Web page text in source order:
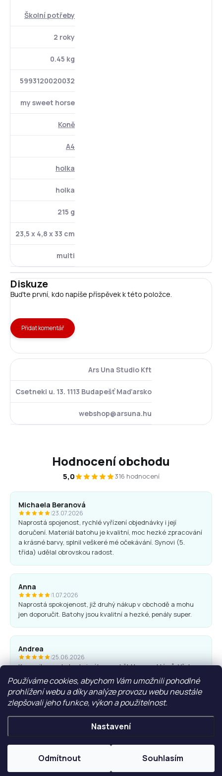
Používáme cookies, abychom Vám umožnili pohodlné
prohlížení webu a díky analýze provozu webu neustále
zlepšovali jeho funkce, výkon a použitelnost.
Nastavení
Odmítnout Souhlasím
Školní potřeby
2 roky
0.45 kg
5993120020032
my sweet horse
Koně
A4
holka
holka
215 g
23,5 x 4,8 x 33 cm
multi
Diskuze
Buďte první, kdo napíše příspěvek k této položce.
Přidat komentář
Ars Una Studio Kft
Csetneki u. 13. 1113 Budapešť Maďarsko
webshop@arsuna.hu
Hodnocení obchodu
5,0 316 hodnocení
Michaela Beranová
|23.07.2026
Naprostá spojenost, rychlé vyřízení objednávky i její
doručení. Materiál batohu je kvalitní, moc hezké zpracování
a krásné barvy, splnil veškeré mé očekávání. Synovi (5.
třída) udělal obrovskou radost.
Anna
|1.07.2026
Naprostá spokojenost, již druhý nákup v obchodě a mohu
jen doporučit. Batohy jsou kvalitní a hezké, penály super.
Andrea
|25.06.2026
Komunikace obchodu i nákup proběhl bez problémů. Vřele
doporučuji.
Ľubica Hrudíková
|27.05.2026
Rychlá domluva, dodání. Doporučuji